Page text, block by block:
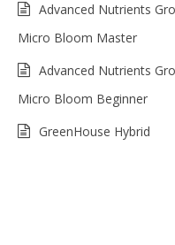
Advanced Nutrients
Micro Bloom Master
Advanced Nutrients
Micro Bloom Beginner
GreenHouse Hybrid